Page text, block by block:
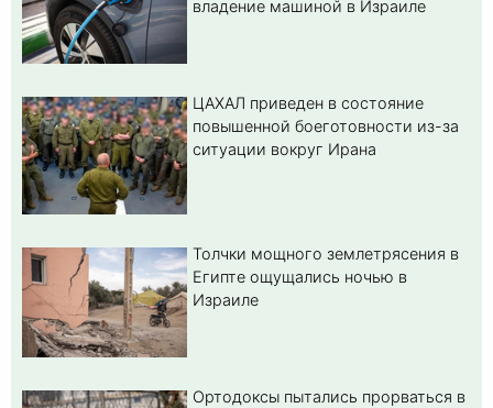
владение машиной в Израиле
ЦАХАЛ приведен в состояние
повышенной боеготовности из-за
ситуации вокруг Ирана
Толчки мощного землетрясения в
Египте ощущались ночью в
Израиле
Ортодоксы пытались прорваться в